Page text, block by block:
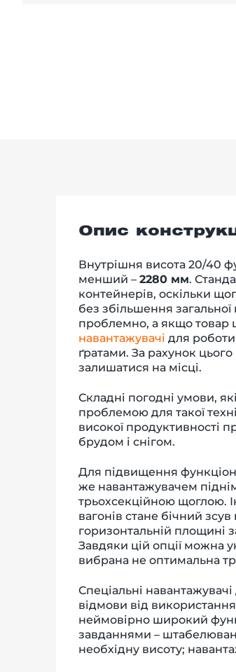
Опис
Внутрішня висота 20/40
менший – 2280 мм.
контейнерів, оскільки
без збільшення
проблемно, а якщо товар
навантажувачі для
ґратами. За рахунок
залишатися на місці.
Складні погодні умови,
проблемою для такої
високої продуктивності
брудом і снігом.
Для підвищення
же навантажувачем
трьохсекційною щоглою.
вагонів стане бічний
горизонтальній площині
Завдяки цій опції можна
вибрана не оптимальна
Спеціальні
відмови від
неймовірно широкий
завданнями –
необхідну висоту;